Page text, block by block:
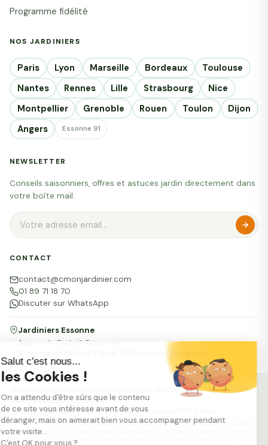
Salut c'est nous...
les Cookies !
On a attendu d'être sûrs que le contenu
de ce site vous intéresse avant de vous
déranger, mais on aimerait bien vous accompagner pendant
votre visite...
C'est OK pour vous ?
Programme fidélité
NOS JARDINIERS
Paris Lyon Marseille Bordeaux
Toulouse
Nantes
Rennes Lille Strasbourg
Nice
Montpellier
Grenoble Rouen Toulon
Dijon
Angers
Essonne 91
NEWSLETTER
Conseils saisonniers, offres et astuces jardin directement dans
votre boîte mail.
CONTACT
contact@cmonjardinier.com
01 89 71 18 70
Discuter sur WhatsApp
Jardiniers Essonne
Agence de Corbeil-Essonnes
16 bis rue du Docteur Vignes, 91100 Corbeil-Essonnes
CGU ProfessionnelsConfidentialité
FAQPresseRSEPlan du site
© 2026 CMONJARDINIER · 1 passage du Génie · 75012 Paris
CMONJARDINIER est enregistrée sous l'identifiant 379946 par l'Autorité de Contrôle
et de Résolution (ACPR) comme agent prestataire de services de paiement Lemonway
(établissement de paiement dont le siège social est situé au 8 rue du Sentier, 75002